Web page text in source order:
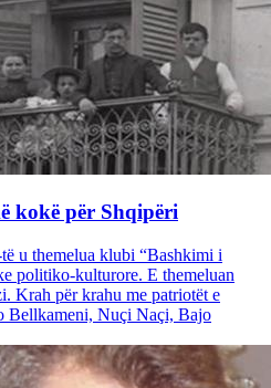
kokë për Shqipëri
u themelua klubi “Bashkimi i
politiko-kulturore. E themeluan
Krah për krahu me patriotët e
Bellkameni, Nuçi Naçi, Bajo